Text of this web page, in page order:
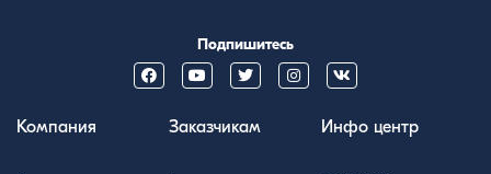
Подпишитесь
Компания Заказчикам Инфо центр